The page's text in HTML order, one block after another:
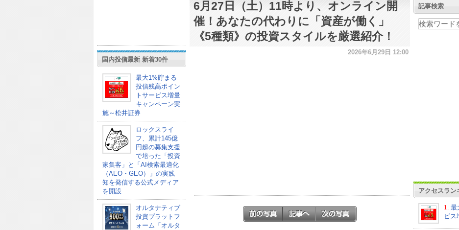
国内投信最新 新着30件
最大1%貯まる
投信残高ポイン
トサービス増量
キャンペーン実
施～松井証券
ロックスライ
フ、累計145億
円超の募集支援
で培った「投資
家集客」と「AI検索最適化
（AEO・GEO）」の実践
知を発信する公式メディア
を開設
オルタナティブ
投資プラットフ
ォーム「オルタ
6月27日（土）11時より、オンライン開
催！あなたの代わりに「資産が働く」
《5種類》の投資スタイルを厳選紹介！
2026年6月29日 12:00
記事検索
アクセスラン
1.
最
ビス